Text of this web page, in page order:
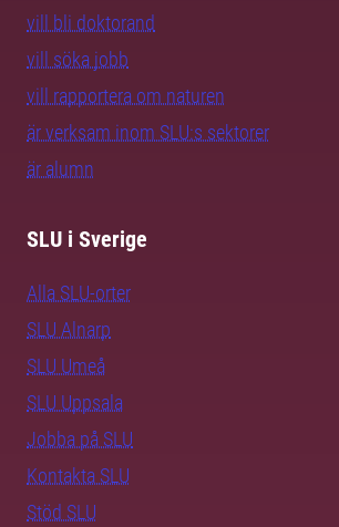
vill bli doktorand
vill söka jobb
vill rapportera om naturen
är verksam inom SLU:s sektorer
är alumn
SLU i Sverige
Alla SLU-orter
SLU Alnarp
SLU Umeå
SLU Uppsala
Jobba på SLU
Kontakta SLU
Stöd SLU